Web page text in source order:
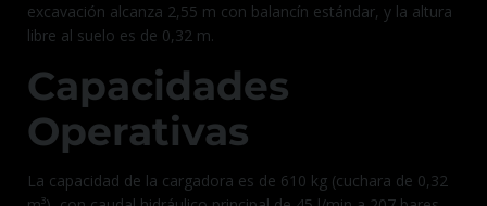
excavación alcanza 2,55 m con balancín estándar, y la altura
libre al suelo es de 0,32 m.
Capacidades
Operativas
La capacidad de la cargadora es de 610 kg (cuchara de 0,32